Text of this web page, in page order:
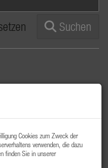
Suchen
: Ab SOFORT;
Cookies zum Zweck der
verwenden, die dazu
finden Sie in unserer